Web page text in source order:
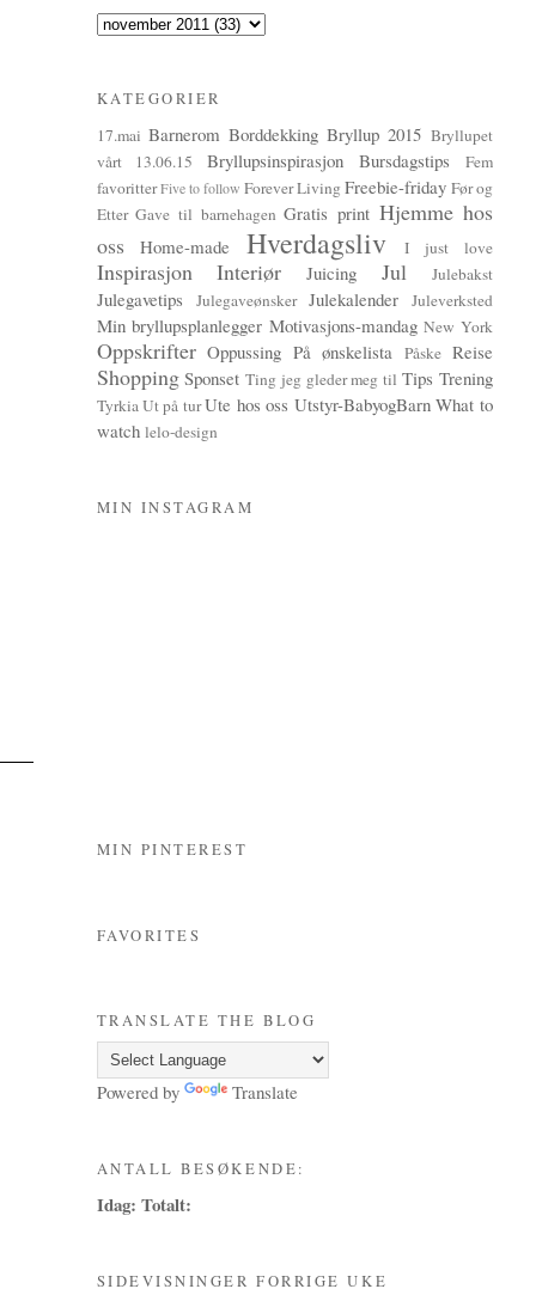
KATEGORIER
17.mai Barnerom Borddekking Bryllup 2015 Bryllupet
vårt 13.06.15
Bryllupsinspirasjon Bursdagstips
Fem
favoritter Five to follow Forever Living Freebie-friday Før og
Etter Gave til barnehagen Gratis print Hjemme hos
oss
Home-made Hverdagsliv I just love
Inspirasjon Interiør Juicing Jul Julebakst
Julegavetips Julegaveønsker Julekalender Juleverksted
Min bryllupsplanlegger Motivasjons-mandag New York
Oppskrifter Oppussing På ønskelista Påske Reise
Shopping Sponset Ting jeg gleder meg til Tips Trening
TyrkiaUt på turUte hos oss Utstyr-BabyogBarn What to
watch lelo-design
MIN INSTAGRAM
MIN PINTEREST
FAVORITES
TRANSLATE THE BLOG
Powered by Translate
ANTALL BESØKENDE:
Idag: Totalt:
SIDEVISNINGER FORRIGE UKE